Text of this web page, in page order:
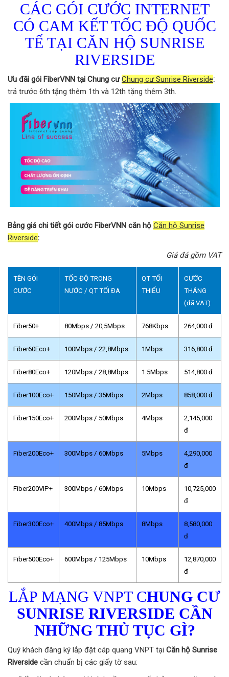
CÁC GÓI CƯỚC INTERNET
CÓ CAM KẾT TỐC ĐỘ QUỐC
TẾ TẠI CĂN HỘ SUNRISE
RIVERSIDE
Ưu đãi gói FiberVNN tại Chung cưChung cư Sunrise Riverside:
trả trước 6th tặng thêm 1th và 12th tặng thêm 3th.
Bảng giá chi tiết gói cước FiberVNN căn hộ Căn hộ Sunrise
Riverside:
Giá đá gồm VAT
TÊN GÓI
CƯỚC
TỐC ĐỘ TRONG
NƯỚC / QT TỐI ĐA
QT TỐI
THIỂU
CƯỚC
THÁNG
(đã VAT)
Fiber50+ 80Mbps / 20,5Mbps 768Kbps 264,000 đ
Fiber60Eco+ 100Mbps / 22,8Mbps 1Mbps 316,800 đ
Fiber80Eco+ 120Mbps / 28,8Mbps 1.5Mbps 514,800 đ
Fiber100Eco+ 150Mbps / 35Mbps 2Mbps 858,000 đ
Fiber150Eco+ 200Mbps / 50Mbps 4Mbps
2,145,000
đ
Fiber200Eco+ 300Mbps / 60Mbps 5Mbps
4,290,000
đ
Fiber200VIP+ 300Mbps / 60Mbps 10Mbps
10,725,000
đ
Fiber300Eco+ 400Mbps / 85Mbps 8Mbps
8,580,000
đ
Fiber500Eco+ 600Mbps / 125Mbps 10Mbps
12,870,000
đ
LẮP MẠNG VNPT CHUNG CƯ
SUNRISE RIVERSIDE CẦN
NHỮNG THỦ TỤC GÌ?
Quý khách đăng ký lắp đặt cáp quang VNPT tại Căn hộ Sunrise
Riverside cần chuẩn bị các giấy tờ sau: